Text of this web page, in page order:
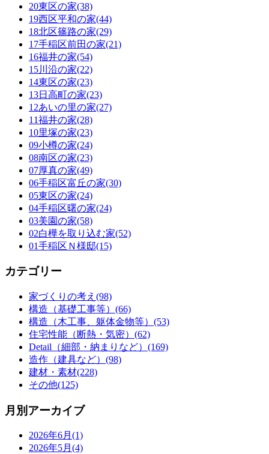
20東区の家(38)
19西区平和の家(44)
18北区篠路の家(29)
17手稲区前田の家(21)
16福井の家(54)
15川沿の家(22)
14東区の家(23)
13日高町の家(23)
12あいの里の家(27)
11福井の家(28)
10里塚の家(23)
09小樽の家(24)
08南区の家(23)
07厚真の家(49)
06手稲区富丘の家(30)
05東区の家(24)
04手稲区曙の家(24)
03美園の家(58)
02白樺を取り込む家(52)
01手稲区Ｎ様邸(15)
カテゴリー
家づくりの考え(98)
構造（基礎工事等）(66)
構造（木工事、躯体金物等）(53)
住宅性能（断熱・気密）(62)
Detail（細部・納まりなど）(169)
造作（建具など）(98)
建材・素材(228)
その他(125)
月別アーカイブ
2026年6月(1)
2026年5月(4)